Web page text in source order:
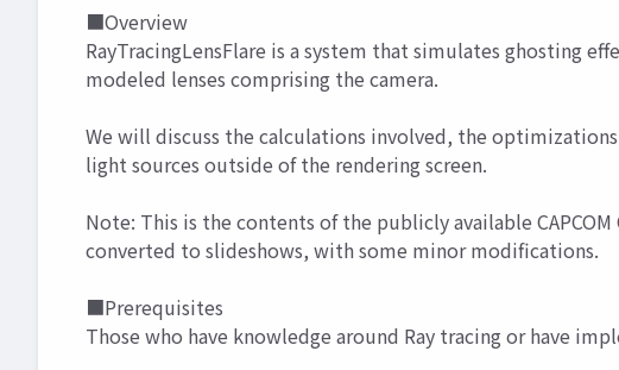
■Overview
RayTracingLensFlare is a system that simulates ghosting
modeled lenses comprising the camera.
We will discuss the calculations involved, the
light sources outside of the rendering screen.
Note: This is the contents of the publicly available
converted to slideshows, with some minor modifications.
■Prerequisites
Those who have knowledge around Ray tracing or have